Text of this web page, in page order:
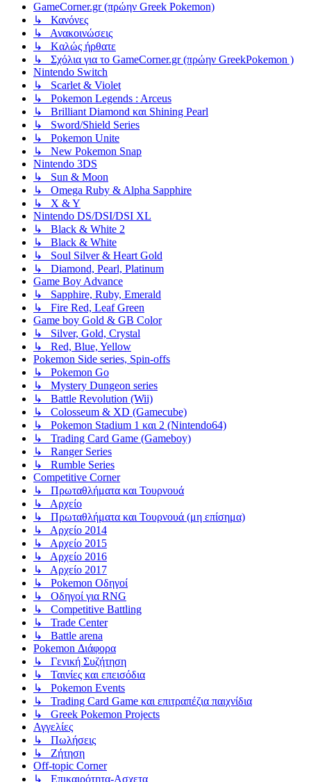
GameCorner.gr (πρώην Greek Pokemon)
↳ Κανόνες
↳ Ανακοινώσεις
↳ Kαλώς ήρθατε
↳ Σχόλια για το GameCorner.gr (πρώην GreekPokemon )
Nintendo Switch
↳ Scarlet & Violet
↳ Pokemon Legends : Arceus
↳ Brilliant Diamond και Shining Pearl
↳ Sword/Shield Series
↳ Pokemon Unite
↳ New Pokemon Snap
Nintendo 3DS
↳ Sun & Moon
↳ Omega Ruby & Alpha Sapphire
↳ X & Y
Nintendo DS/DSI/DSI XL
↳ Black & White 2
↳ Black & White
↳ Soul Silver & Heart Gold
↳ Diamond, Pearl, Platinum
Game Boy Advance
↳ Sapphire, Ruby, Emerald
↳ Fire Red, Leaf Green
Game boy Gold & GB Color
↳ Silver, Gold, Crystal
↳ Red, Blue, Yellow
Pokemon Side series, Spin-offs
↳ Pokemon Go
↳ Mystery Dungeon series
↳ Battle Revolution (Wii)
↳ Colosseum & XD (Gamecube)
↳ Pokemon Stadium 1 και 2 (Nintendo64)
↳ Trading Card Game (Gameboy)
↳ Ranger Series
↳ Rumble Series
Competitive Corner
↳ Πρωταθλήματα και Τουρνουά
↳ Αρχείο
↳ Πρωταθλήματα και Τουρνουά (μη επίσημα)
↳ Αρχείο 2014
↳ Αρχείο 2015
↳ Αρχείο 2016
↳ Αρχείο 2017
↳ Pokemon Οδηγοί
↳ Οδηγοί για RNG
↳ Competitive Battling
↳ Trade Center
↳ Battle arena
Pokemon Διάφορα
↳ Γενική Συζήτηση
↳ Ταινίες και επεισόδια
↳ Pokemon Events
↳ Trading Card Game και επιτραπέζια παιχνίδια
↳ Greek Pokemon Projects
Αγγελίες
↳ Πωλήσεις
↳ Ζήτηση
Off-topic Corner
↳ Επικαιρότητα-Ασχετα